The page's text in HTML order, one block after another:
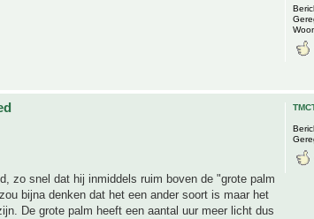
zo snel dat hij inmiddels ruim boven de "grote palm
bijna denken dat het een ander soort is maar het
De grote palm heeft een aantal uur meer licht dus